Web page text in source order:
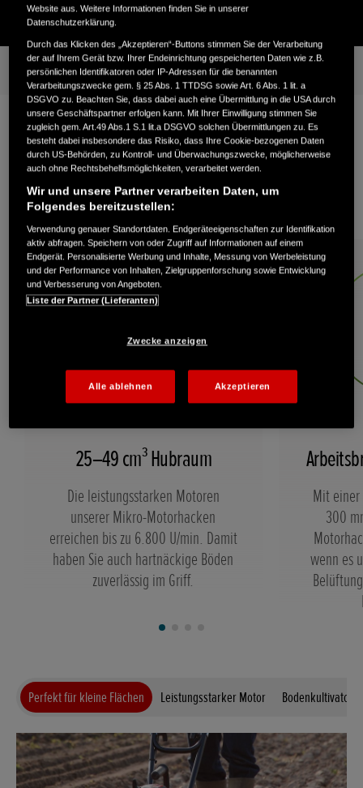
einen Blick Hauptmerkmale Galerie Alle Merkmale
Perfekt für leichte Arbeiten rund
um Haus und Garten
25–49 cm³ Hubraum
Die leistungsstarken Motoren
unserer Mikro-Motorhacken
erreichen bis zu 6.800 U/min. Damit
haben Sie auch hartnäckige Böden
zuverlässig im Griff.
Mit einer
300
wenn es
Perfekt für kleine Flächen Leistungsstarker Motor Bodenkultivator
Website aus. Weitere Informationen finden Sie in unserer
Datenschutzerklärung.
Durch das Klicken des „Akzeptieren“-Buttons stimmen Sie der Verarbeitung
der auf Ihrem Gerät bzw. Ihrer Endeinrichtung gespeicherten Daten wie z.B.
persönlichen Identifikatoren oder IP-Adressen für die benannten
Verarbeitungszwecke gem. § 25 Abs. 1 TTDSG sowie Art. 6 Abs. 1 lit. a
DSGVO zu. Beachten Sie, dass dabei auch eine Übermittlung in die USA durch
unsere Geschäftspartner erfolgen kann. Mit Ihrer Einwilligung stimmen Sie
zugleich gem. Art.49 Abs.1 S.1 lit.a DSGVO solchen Übermittlungen zu. Es
besteht dabei insbesondere das Risiko, dass Ihre Cookie-bezogenen Daten
durch US-Behörden, zu Kontroll- und Überwachungszwecke, möglicherweise
auch ohne Rechtsbehelfsmöglichkeiten, verarbeitet werden.
Wir und unsere Partner verarbeiten Daten, um
Folgendes bereitzustellen:
Verwendung genauer Standortdaten. Endgeräteeigenschaften zur Identifikation
aktiv abfragen. Speichern von oder Zugriff auf Informationen auf einem
Endgerät. Personalisierte Werbung und Inhalte, Messung von Werbeleistung
und der Performance von Inhalten, Zielgruppenforschung sowie Entwicklung
und Verbesserung von Angeboten.
Liste der Partner (Lieferanten)
Zwecke anzeigen
Alle ablehnen Akzeptieren